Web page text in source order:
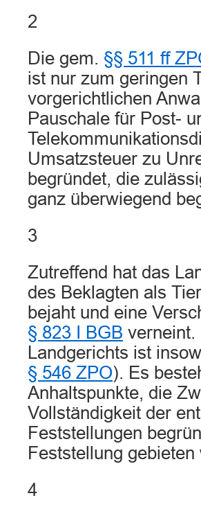
2
Die gem. §§ 511 ff
ist nur zum geringen
vorgerichtlichen
Pauschale für Post-
Umsatzsteuer zu
begründet, die
ganz überwiegend
3
Zutreffend hat das
des Beklagten als
bejaht und eine
§ 823 I BGB verneint.
Landgerichts ist
§ 546 ZPO). Es
Anhaltspunkte, die
Vollständigkeit der
Feststellungen
Feststellung gebieten
4